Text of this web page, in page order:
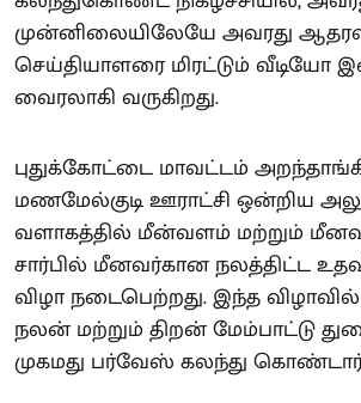
முன்னிலையிலேயே அவரது
செய்தியாளரை மிரட்டும்
வைரலாகி வருகிறது.
புதுக்கோட்டை மாவட்டம்
மணமேல்குடி ஊராட்சி ஒன்றிய
வளாகத்தில் மீன்வளம் மற்றும்
சார்பில் மீனவர்கான நலத்திட்ட
விழா நடைபெற்றது. இந்த
நலன் மற்றும் திறன் மேம்பாட்டு
முகமது பர்வேஸ் கலந்து